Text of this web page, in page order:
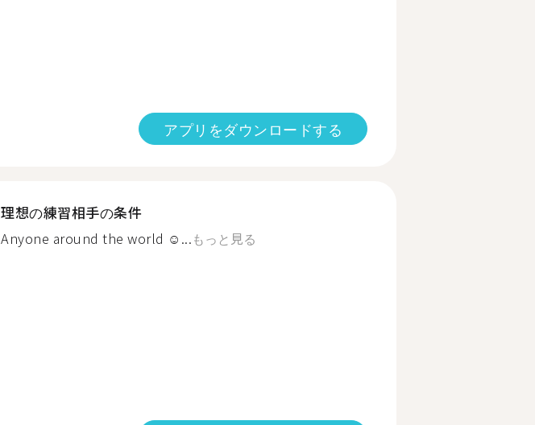
アプリをダウンロードする
理想の練習相手の条件
Anyone around the world ☺...もっと見る